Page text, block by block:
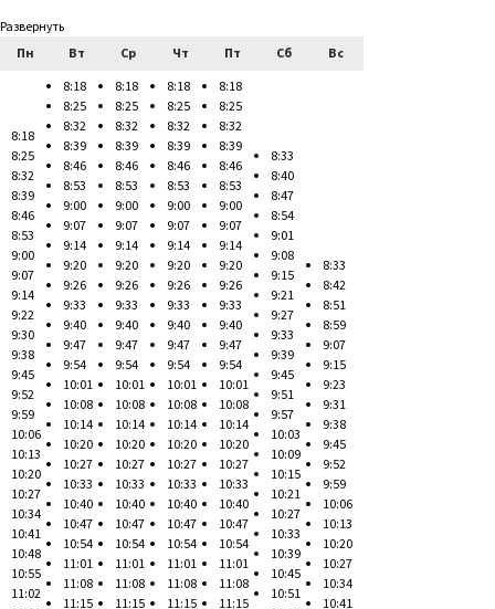
Развернуть
Пн
Вт Ср Чт Пт Сб Вс
8:18
8:25
8:32
8:39
8:46
8:53
9:00
9:07
9:14
9:22
9:30
9:38
9:45
9:52
9:59
10:06
10:13
10:20
10:27
10:34
10:41
10:48
10:55
11:02
8:18
8:25
8:32
8:39
8:46
8:53
9:00
9:07
9:14
9:20
9:26
9:33
9:40
9:47
9:54
10:01
10:08
10:14
10:20
10:27
10:33
10:40
10:47
10:54
11:01
11:08
11:15
8:18
8:25
8:32
8:39
8:46
8:53
9:00
9:07
9:14
9:20
9:26
9:33
9:40
9:47
9:54
10:01
10:08
10:14
10:20
10:27
10:33
10:40
10:47
10:54
11:01
11:08
11:15
8:18
8:25
8:32
8:39
8:46
8:53
9:00
9:07
9:14
9:20
9:26
9:33
9:40
9:47
9:54
10:01
10:08
10:14
10:20
10:27
10:33
10:40
10:47
10:54
11:01
11:08
11:15
8:18
8:25
8:32
8:39
8:46
8:53
9:00
9:07
9:14
9:20
9:26
9:33
9:40
9:47
9:54
10:01
10:08
10:14
10:20
10:27
10:33
10:40
10:47
10:54
11:01
11:08
11:15
8:33
8:40
8:47
8:54
9:01
9:08
9:15
9:21
9:27
9:33
9:39
9:45
9:51
9:57
10:03
10:09
10:15
10:21
10:27
10:33
10:39
10:45
10:51
8:33
8:42
8:51
8:59
9:07
9:15
9:23
9:31
9:38
9:45
9:52
9:59
10:06
10:13
10:20
10:27
10:34
10:41